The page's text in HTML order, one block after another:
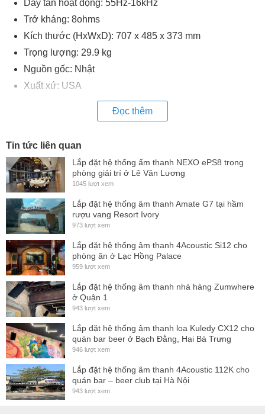
Dãy tần hoạt động: 55Hz-16kHz
Trở kháng: 8ohms
Kích thước (HxWxD): 707 x 485 x 373 mm
Trọng lượng: 29.9 kg
Nguồn gốc: Nhật
Xuất xứ: USA
Đọc thêm
Tin tức liên quan
Lắp đặt hệ thống ấm thanh NEXO ePS8 trong
phòng giải trí ở Lê Văn Lương
1045 lượt xem
Lắp đặt hệ thống âm thanh Amate G7 tại hầm
rượu vang Resort Ivory
973 lượt xem
Lắp đặt hệ thống âm thanh 4Acoustic Si12 cho
phòng ăn ở Lạc Hồng Palace
959 lượt xem
Lắp đặt hệ thống âm thanh nhà hàng Zumwhere
ở Quận 1
943 lượt xem
Lắp đặt hệ thống âm thanh loa Kuledy CX12 cho
quán bar beer ở Bạch Đằng, Hai Bà Trưng
946 lượt xem
Lắp đặt hệ thống âm thanh 4Acoustic 112K cho
quán bar – beer club tại Hà Nội
943 lượt xem